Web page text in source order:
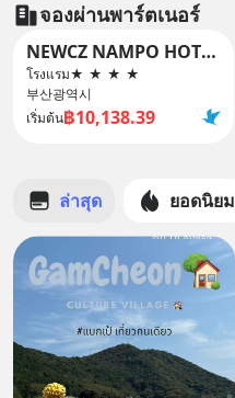
จองผ่านพาร์ตเนอร์
NEWCZ NAMPO HOTEL
โรงแรม★ ★ ★ ★
부산광역시
เริ่มต้น฿10,138.39
ล่าสุด ยอดนิยม